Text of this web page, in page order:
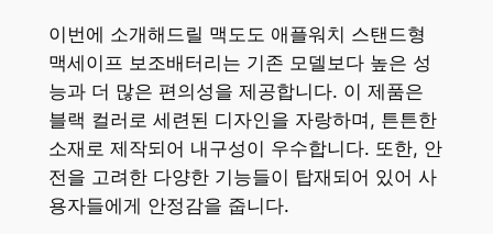
이번에 소개해드릴 맥도도 애플워치 스탠드형
맥세이프 보조배터리는 기존 모델보다 높은 성
능과 더 많은 편의성을 제공합니다. 이 제품은
블랙 컬러로 세련된 디자인을 자랑하며, 튼튼한
소재로 제작되어 내구성이 우수합니다. 또한, 안
전을 고려한 다양한 기능들이 탑재되어 있어 사
용자들에게 안정감을 줍니다.